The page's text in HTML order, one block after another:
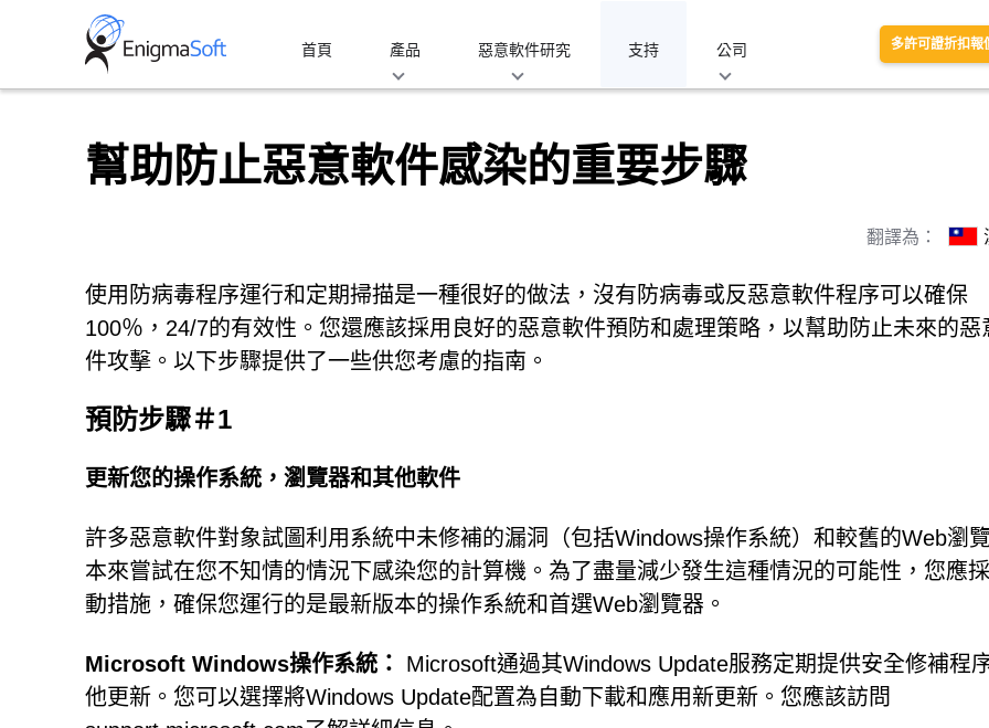
首頁 產品 惡意軟件研究 支持 公司 多許可證折扣報
幫助防止惡意軟件感染的重要步驟
翻譯為：
使用防病毒程序運行和定期掃描是一種很好的做法，沒有防病毒或反惡意軟件程序可以確保
100％，24/7的有效性。您還應該採用良好的惡意軟件預防和處理策略，以幫助防止未來的惡
件攻擊。以下步驟提供了一些供您考慮的指南。
預防步驟＃1
更新您的操作系統，瀏覽器和其他軟件
許多惡意軟件對象試圖利用系統中未修補的漏洞（包括Windows操作系統）和較舊的Web瀏
本來嘗試在您不知情的情況下感染您的計算機。為了盡量減少發生這種情況的可能性，您應
動措施，確保您運行的是最新版本的操作系統和首選Web瀏覽器。
Microsoft Windows操作系統：
Microsoft通過其Windows Update服務定期提供安全修補程
他更新。您可以選擇將Windows Update配置為自動下載和應用新更新。您應該訪問